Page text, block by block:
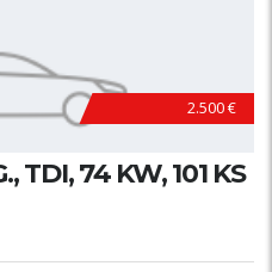
2.500 €
TDI, 74 KW, 101 KS